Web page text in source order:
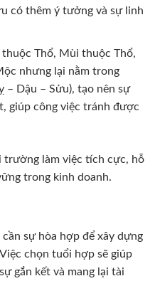
có thêm ý tưởng và sự linh
Thổ, Mùi thuộc Thổ,
nhưng lại nằm trong
– Dậu – Sửu), tạo nên sự
giúp công việc tránh được
trường làm việc tích cực, hỗ
trong kinh doanh.
sự hòa hợp để xây dựng
chọn tuổi hợp sẽ giúp
gắn kết và mang lại tài